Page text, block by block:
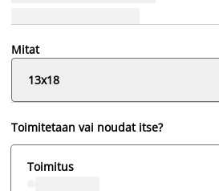
Mitat
13x18
Toimitetaan vai noudat itse?
Toimitus